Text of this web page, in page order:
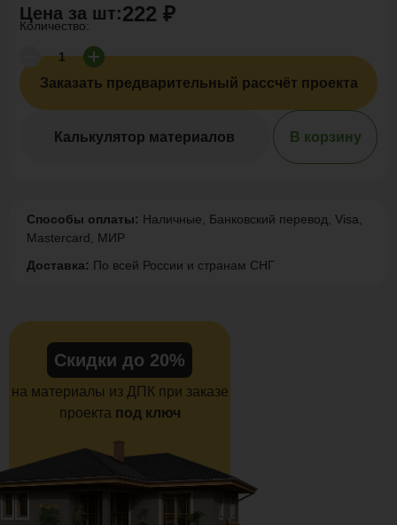
Цена за шт:222 ₽
Количество:
Заказать предварительный рассчёт проекта
Калькулятор материалов В корзину
Способы оплаты: Наличные, Банковский перевод, Visa,
Mastercard, МИР
Доставка: По всей России и странам СНГ
Скидки до 20%
на материалы из ДПК при заказе
проекта под ключ